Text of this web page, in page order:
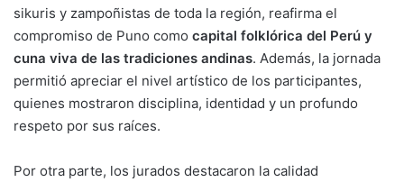
sikuris y zampoñistas de toda la región, reafirma el
compromiso de Puno como capital folklórica del Perú y
cuna viva de las tradiciones andinas. Además, la jornada
permitió apreciar el nivel artístico de los participantes,
quienes mostraron disciplina, identidad y un profundo
respeto por sus raíces.
Por otra parte, los jurados destacaron la calidad